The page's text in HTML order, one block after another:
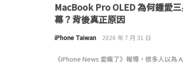
MacBook Pro OLED 為何鍾愛
幕？背後真正原因
iPhone Taiwan 2026 年 7 月 31 日
《iPhone News 愛瘋了》報導，很多人以為